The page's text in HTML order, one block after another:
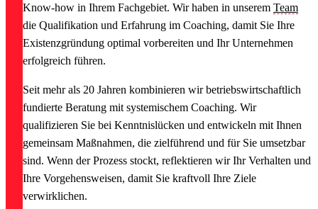
Know-how in Ihrem Fachgebiet. Wir haben in unserem Team
die Qualifikation und Erfahrung im Coaching, damit Sie Ihre
Existenzgründung optimal vorbereiten und Ihr Unternehmen
erfolgreich führen.
Seit mehr als 20 Jahren kombinieren wir betriebswirtschaftlich
fundierte Beratung mit systemischem Coaching. Wir
qualifizieren Sie bei Kenntnislücken und entwickeln mit Ihnen
gemeinsam Maßnahmen, die zielführend und für Sie umsetzbar
sind. Wenn der Prozess stockt, reflektieren wir Ihr Verhalten und
Ihre Vorgehensweisen, damit Sie kraftvoll Ihre Ziele
verwirklichen.